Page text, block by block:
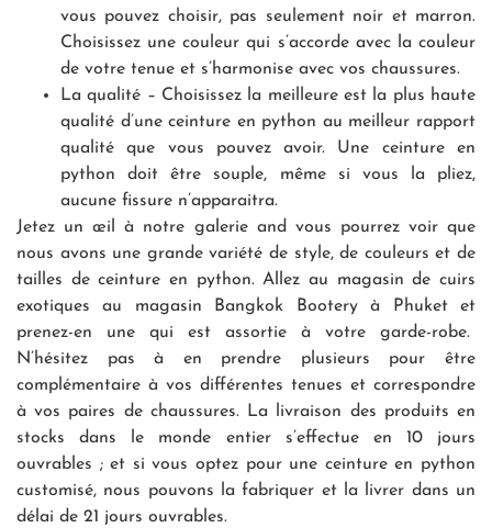
vous pouvez choisir, pas seulement noir et marron.
Choisissez une couleur qui s’accorde avec la couleur
de votre tenue et s’harmonise avec vos chaussures.
La qualité – Choisissez la meilleure est la plus haute
qualité d’une ceinture en python au meilleur rapport
qualité que vous pouvez avoir. Une ceinture en
python doit être souple, même si vous la pliez,
aucune fissure n’apparaitra.
Jetez un œil à notre galerie and vous pourrez voir que
nous avons une grande variété de style, de couleurs et de
tailles de ceinture en python. Allez au magasin de cuirs
exotiques au magasin Bangkok Bootery à Phuket et
prenez-en une qui est assortie à votre garde-robe.
N’hésitez pas à en prendre plusieurs pour être
complémentaire à vos différentes tenues et correspondre
à vos paires de chaussures. La livraison des produits en
stocks dans le monde entier s’effectue en 10 jours
ouvrables ; et si vous optez pour une ceinture en python
customisé, nous pouvons la fabriquer et la livrer dans un
délai de 21 jours ouvrables.